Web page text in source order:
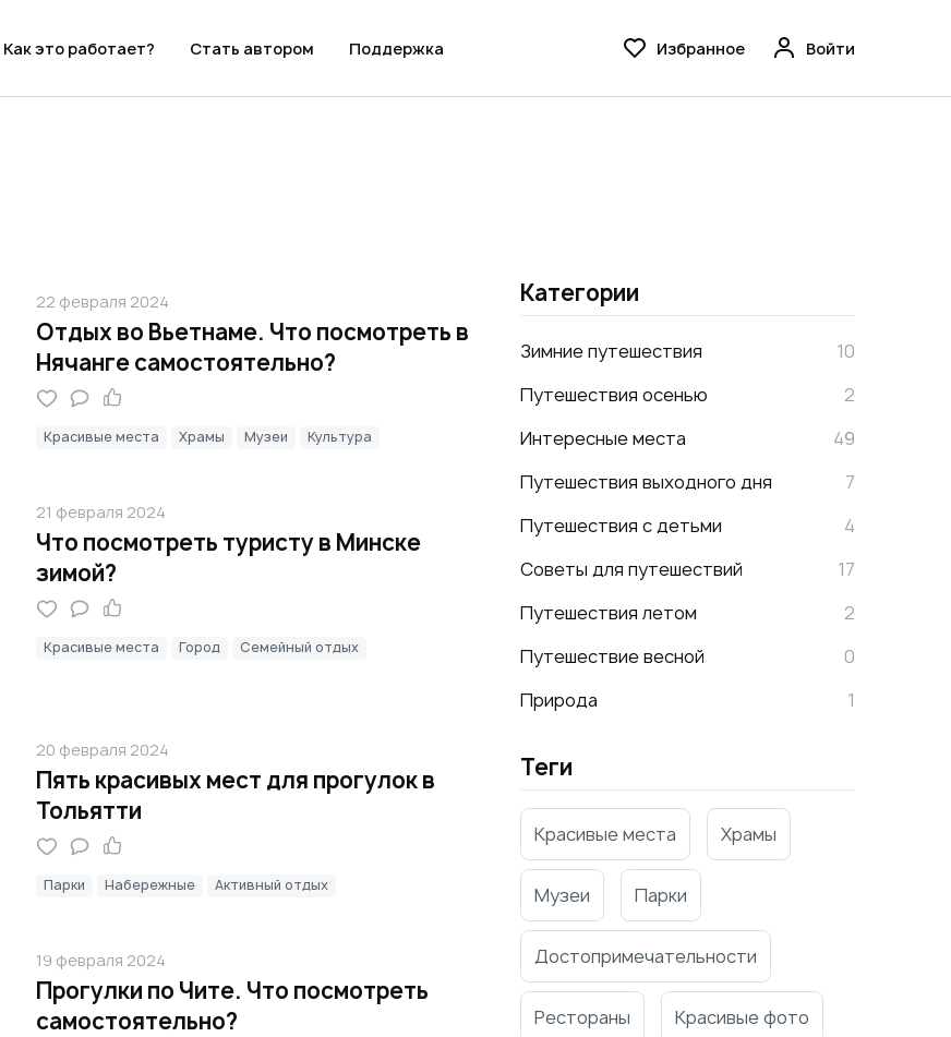
Как это работает? Стать автором Поддержка Избранное Войти
22 февраля 2024
Отдых во Вьетнаме. Что посмотреть в
Нячанге самостоятельно?
Красивые места Храмы Музеи Культура
21 февраля 2024
Что посмотреть туристу в Минске
зимой?
Красивые места Город Семейный отдых
20 февраля 2024
Пять красивых мест для прогулок в
Тольятти
Парки Набережные Активный отдых
19 февраля 2024
Прогулки по Чите. Что посмотреть
самостоятельно?
Категории
Зимние путешествия
10
Путешествия осенью
2
Интересные места
49
Путешествия выходного дня
7
Путешествия с детьми
4
Cоветы для путешествий
17
Путешествия летом
2
Путешествие весной
0
Природа
1
Теги
Красивые места Храмы
Музеи Парки
Достопримечательности
Рестораны Красивые фото